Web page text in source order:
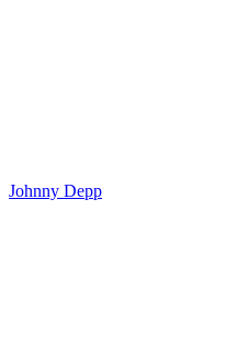
Johnny Depp